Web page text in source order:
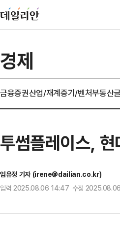
경제
금융증권산업/재계중기/벤처부동산
투썸플레이스,
임유정 기자 (irene@dailian.co.kr)
입력 2025.08.06 14:47 수정